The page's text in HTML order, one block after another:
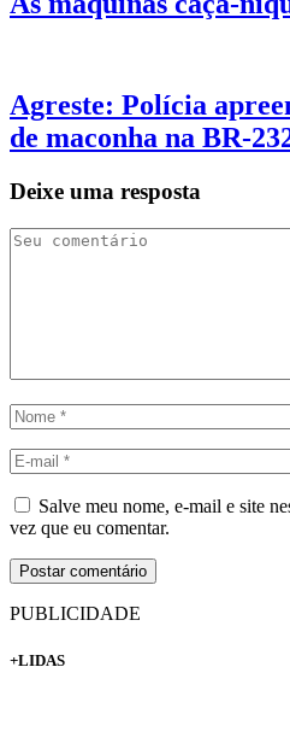
Agreste: Polícia
de maconha na BR-
Deixe uma resposta
Salve meu nome, e-mail e site
vez que eu comentar.
PUBLICIDADE
+LIDAS